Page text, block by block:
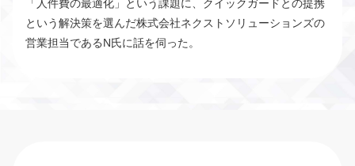
「人件費の最適化」という課題に、クイックガードとの提携
という解決策を選んだ株式会社ネクストソリューションズの
営業担当であるN氏に話を伺った。